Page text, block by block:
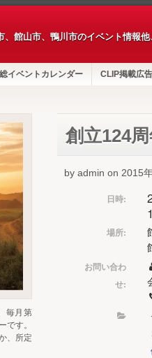
、館山市、鴨川市のイベント情報
イベントカレンダー CLIP掲載広告
創立124
by admin on 2015
日時:
場所:
お問い合わ
せ:
毎月第
です。
、所定